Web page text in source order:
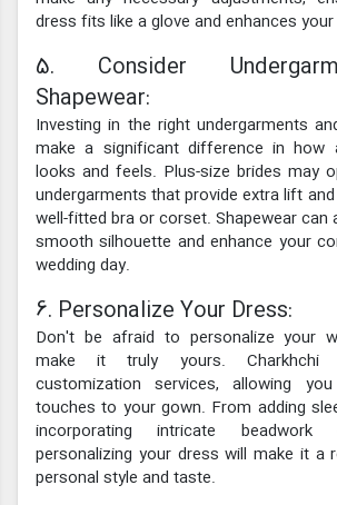
dress fits like a glove and enhances
5. Consider
Shapewear:
Investing in the right undergarments
make a significant difference in how
looks and feels. Plus-size brides may
undergarments that provide extra lift
well-fitted bra or corset. Shapewear can
smooth silhouette and enhance your
wedding day.
6. Personalize Your Dress:
Don't be afraid to personalize your
make it truly yours. Charkhchi
customization services, allowing
touches to your gown. From adding
incorporating intricate beadwork
personalizing your dress will make it a
personal style and taste.